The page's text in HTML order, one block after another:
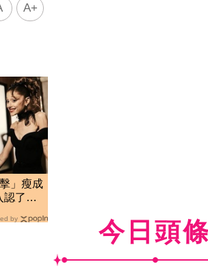
A+
」瘦成
認了：
by 今日頭